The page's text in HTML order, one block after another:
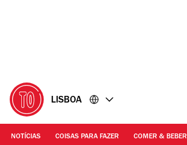
LISBOA
NOTÍCIAS COISAS PARA FAZER COMER & BEBER